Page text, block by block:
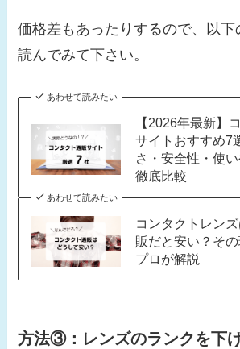
価格差もあったりするので、以下
読んでみて下さい。
あわせて読みたい
【2026年最新】
サイトおすすめ7
さ・安全性・使
徹底比較
あわせて読みたい
コンタクトレン
販だと安い？そ
プロが解説
方法③：レンズのランクを下